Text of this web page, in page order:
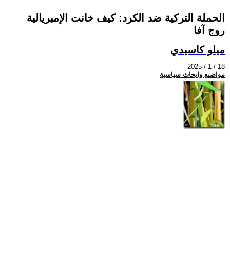
الحملة التركية ضد الكرد: كيف خانت الإمبريالية
روج آفا
ميلو كاسيدي
2025 / 1 / 18
مواضيع وابحاث سياسية